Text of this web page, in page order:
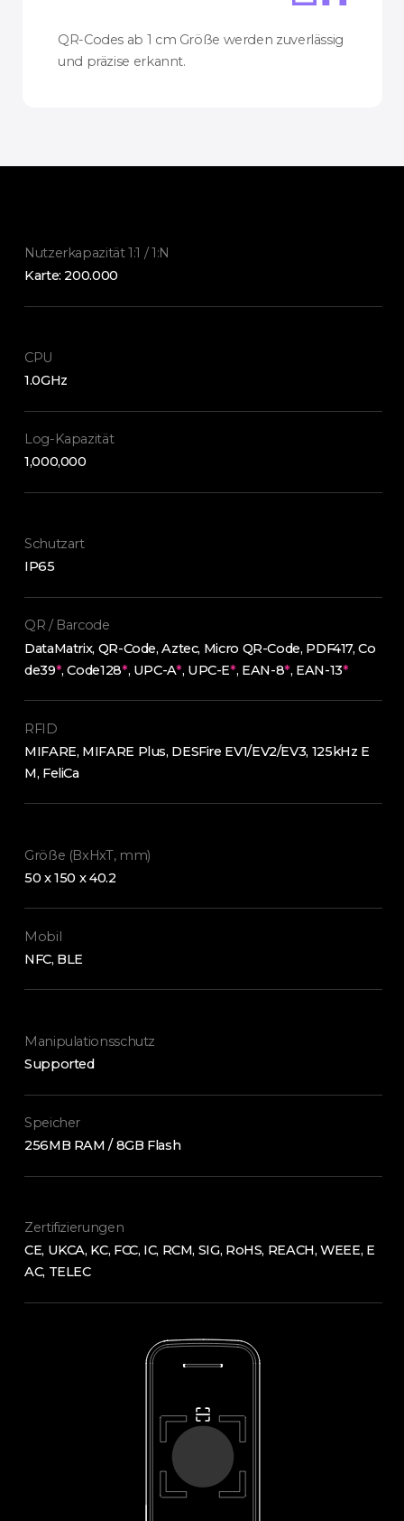
QR-Codes ab 1 cm Größe werden zuverlässig
und präzise erkannt.
Nutzerkapazität 1:1 / 1:N
Karte: 200.000
CPU
1.0GHz
Log-Kapazität
1,000,000
Schutzart
IP65
QR / Barcode
DataMatrix, QR-Code, Aztec, Micro QR-Code, PDF417, Co
de39*, Code128*, UPC-A*, UPC-E*, EAN-8*, EAN-13*
RFID
MIFARE, MIFARE Plus, DESFire EV1/EV2/EV3, 125kHz E
M, FeliCa
Größe (BxHxT, mm)
50 x 150 x 40.2
Mobil
NFC, BLE
Manipulationsschutz
Supported
Speicher
256MB RAM / 8GB Flash
Zertifizierungen
CE, UKCA, KC, FCC, IC, RCM, SIG, RoHS, REACH, WEEE, E
AC, TELEC